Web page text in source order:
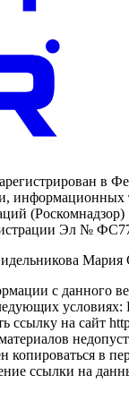
в
информационных
(Роскомнадзор)
Эл №
Мария
с данного
условиях:
ссылку на сайт
копироваться в
ссылки на